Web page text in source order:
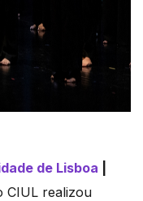
de Lisboa
CIUL realizou